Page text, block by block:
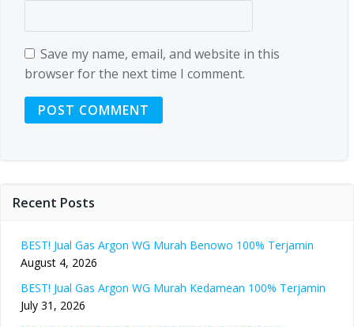
Save my name, email, and website in this
browser for the next time I comment.
Recent Posts
BEST! Jual Gas Argon WG Murah Benowo 100% Terjamin
August 4, 2026
BEST! Jual Gas Argon WG Murah Kedamean 100% Terjamin
July 31, 2026